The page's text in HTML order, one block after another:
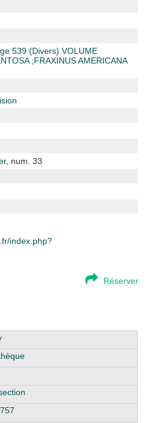
539 (Divers)VOLUME
;FRAXINUS AMERICANA
, num. 33
index.php?
Réserver